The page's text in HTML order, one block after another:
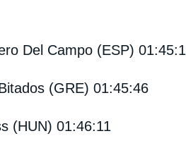
Del Campo (ESP)
(GRE) 01:45:46
(HUN) 01:46:11